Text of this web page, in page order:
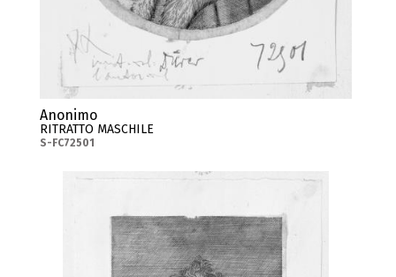
Anonimo
RITRATTO MASCHILE
S-FC72501